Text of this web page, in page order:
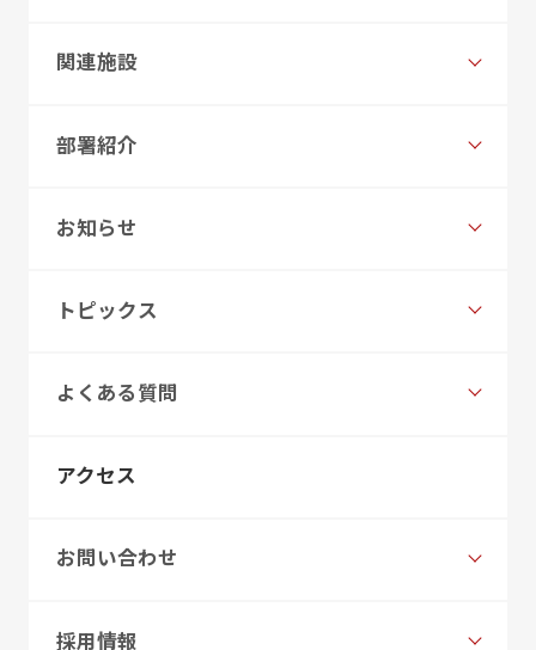
関連施設
部署紹介
お知らせ
トピックス
よくある質問
アクセス
お問い合わせ
採用情報